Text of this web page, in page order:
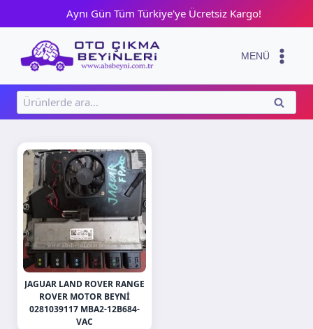
content
Aynı Gün Tüm Türkiye'ye Ücretsiz Kargo!
MENÜ
Ara:
ARA
JAGUAR LAND ROVER RANGE
ROVER MOTOR BEYNI
0281039117 MBA2-12B684-
VAC